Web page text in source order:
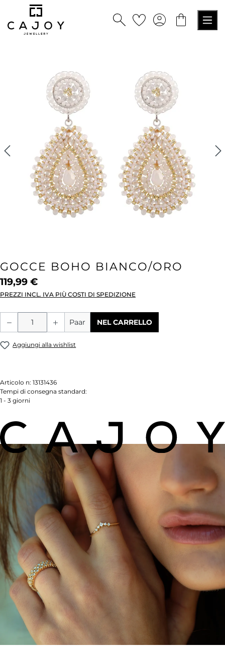
principale
GOCCE BOHO BIANCO/ORO
119,99 €
PREZZI INCL. IVA PIÙ COSTI DI SPEDIZIONE
Quantità del prodotto: inserisci la
Paar NEL CARRELLO
Aggiungi alla wishlist
Articolo n: 13131436
Tempi di consegna standard:
1 - 3 giorni